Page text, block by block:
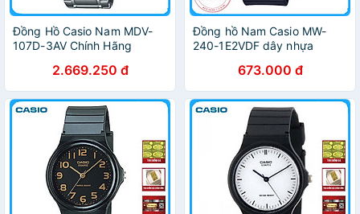
Đồng Hồ Casio Nam MDV-
107D-3AV Chính Hãng
2.669.250 đ
Đồng hồ Nam Casio MW-
240-1E2VDF dây nhựa
673.000 đ